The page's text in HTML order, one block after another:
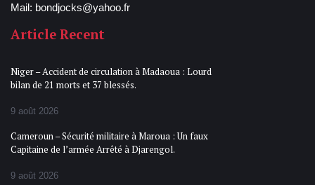
Mail: bondjocks@yahoo.fr
Article Recent
Niger – Accident de circulation à Madaoua : Lourd
bilan de 21 morts et 37 blessés.
9 août 2026
Cameroun – Sécurité militaire à Maroua : Un faux
Capitaine de l’armée Arrêté à Djarengol.
9 août 2026